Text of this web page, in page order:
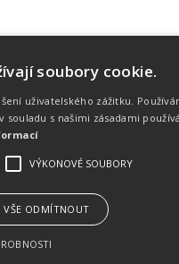
na profesionální
sportovních
registraci na
a publikaci
Úvod Kalendář akcí
soubory cookie.
uživatelského zážitku.
s našimi zásadami
VÝKONOVÉ SOUBORY
VŠE ODMÍTNOUT